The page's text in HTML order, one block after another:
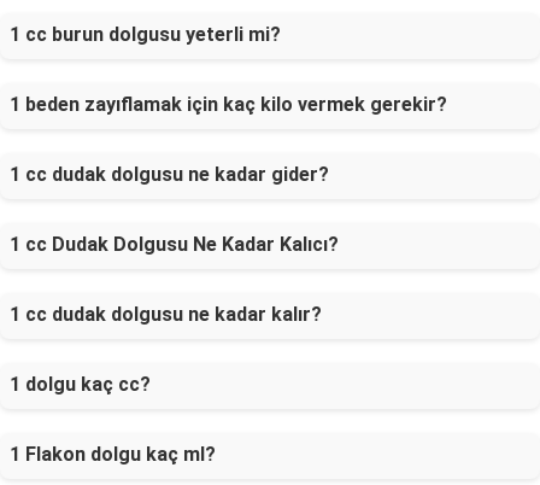
1 cc burun dolgusu yeterli mi?
1 beden zayıflamak için kaç kilo vermek gerekir?
1 cc dudak dolgusu ne kadar gider?
1 cc Dudak Dolgusu Ne Kadar Kalıcı?
1 cc dudak dolgusu ne kadar kalır?
1 dolgu kaç cc?
1 Flakon dolgu kaç ml?